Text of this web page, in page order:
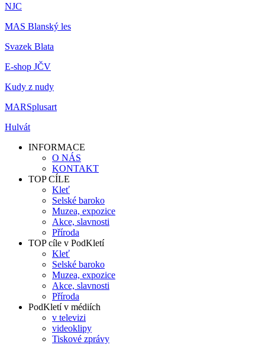
NJC
MAS Blanský les
Svazek Blata
E-shop JČV
Kudy z nudy
MARSplusart
Hulvát
INFORMACE
O NÁS
KONTAKT
TOP CÍLE
Kleť
Selské baroko
Muzea, expozice
Akce, slavnosti
Příroda
TOP cíle v PodKletí
Kleť
Selské baroko
Muzea, expozice
Akce, slavnosti
Příroda
PodKletí v médiích
v televizi
videoklipy
Tiskové zprávy